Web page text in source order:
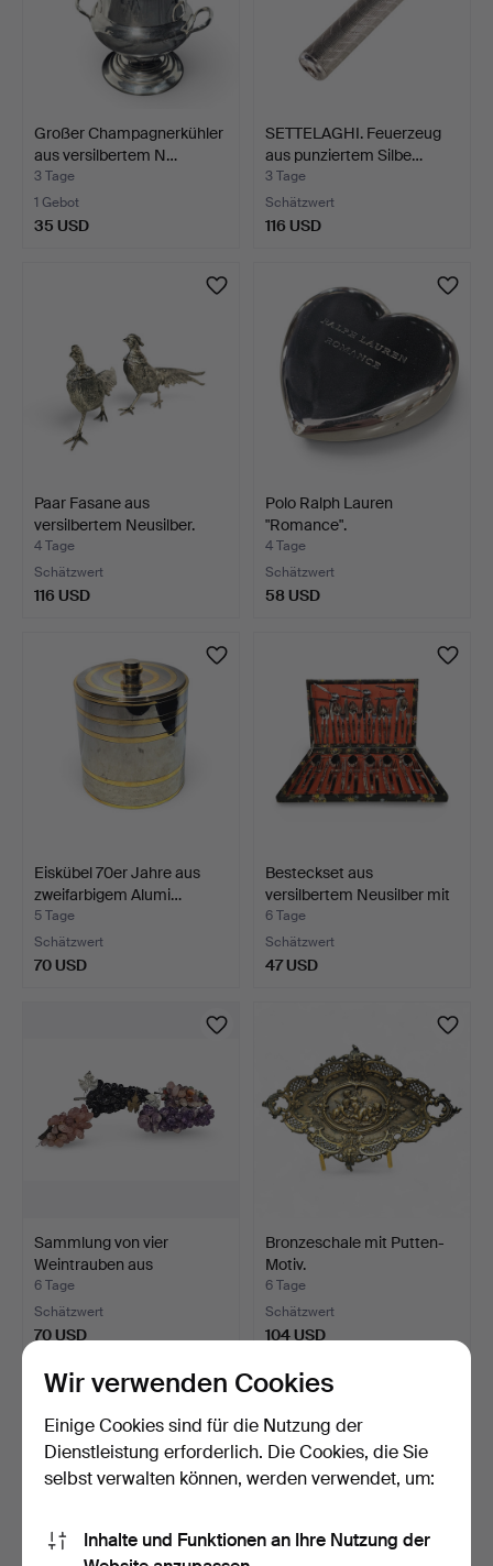
Großer Champagnerkühler
aus versilbertem N…
3 Tage
1 Gebot
35 USD
SETTELAGHI. Feuerzeug
aus punziertem Silbe…
3 Tage
Schätzwert
116 USD
Paar Fasane aus
versilbertem Neusilber.
4 Tage
Schätzwert
116 USD
Polo Ralph Lauren
"Romance".
Briefbeschwer…
4 Tage
Schätzwert
58 USD
Eiskübel 70er Jahre aus
zweifarbigem Alumi…
5 Tage
Schätzwert
70 USD
Besteckset aus
versilbertem Neusilber mit
…
6 Tage
Schätzwert
47 USD
Sammlung von vier
Weintrauben aus
Halbedel…
6 Tage
Schätzwert
70 USD
Bronzeschale mit Putten-
Motiv.
6 Tage
Schätzwert
104 USD
Wir verwenden Cookies
Einige Cookies sind für die Nutzung der
Dienstleistung erforderlich. Die Cookies, die Sie
selbst verwalten können, werden verwendet, um:
Inhalte und Funktionen an Ihre Nutzung der